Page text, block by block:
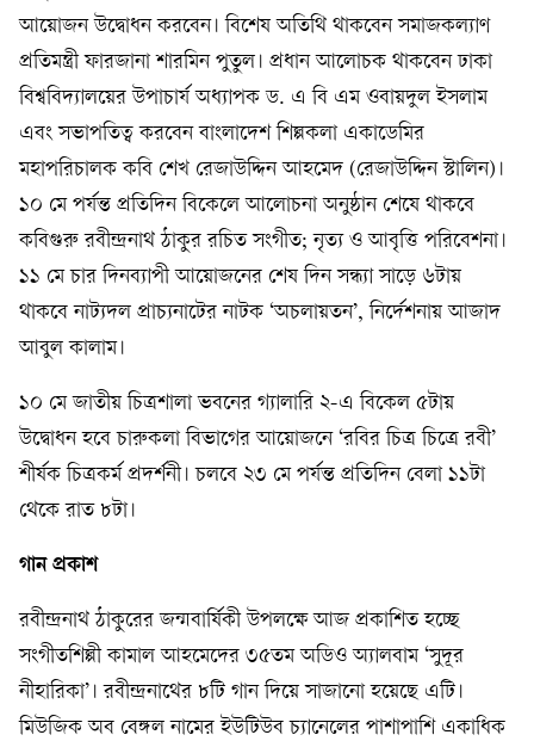
আয়োজন উদ্বোধন করবেন। বিশেষ অতিথি থাকবেন সমাজকল্যাণ
প্রতিমন্ত্রী ফারজানা শারমিন পুতুল। প্রধান আলোচক থাকবেন ঢাকা
বিশ্ববিদ্যালয়ের উপাচার্য অধ্যাপক ড. এ বি এম ওবায়দুল ইসলাম
এবং সভাপতিত্ব করবেন বাংলাদেশ শিল্পকলা একাডেমির
মহাপরিচালক কবি শেখ রেজাউদ্দিন আহমেদ (রেজাউদ্দিন স্টালিন)।
১০ মে পর্যন্ত প্রতিদিন বিকেলে আলোচনা অনুষ্ঠান শেষে থাকবে
কবিগুরু রবীন্দ্রনাথ ঠাকুর রচিত সংগীত; নৃত্য ও আবৃত্তি পরিবেশনা।
১১ মে চার দিনব্যাপী আয়োজনের শেষ দিন সন্ধ্যা সাড়ে ৬টায়
থাকবে নাট্যদল প্রাচ্যনাটের নাটক ‘অচলায়তন’, নির্দেশনায় আজাদ
আবুল কালাম।
১০ মে জাতীয় চিত্রশালা ভবনের গ্যালারি ২-এ বিকেল ৫টায়
উদ্বোধন হবে চারুকলা বিভাগের আয়োজনে ‘রবির চিত্র চিত্রে রবী’
শীর্ষক চিত্রকর্ম প্রদর্শনী। চলবে ২৩ মে পর্যন্ত প্রতিদিন বেলা ১১টা
থেকে রাত ৮টা।
গান প্রকাশ
রবীন্দ্রনাথ ঠাকুরের জন্মবার্ষিকী উপলক্ষে আজ প্রকাশিত হচ্ছে
সংগীতশিল্পী কামাল আহমেদের ৩৫তম অডিও অ্যালবাম ‘সুদূর
নীহারিকা’। রবীন্দ্রনাথের ৮টি গান দিয়ে সাজানো হয়েছে এটি।
মিউজিক অব বেঙ্গল নামের ইউটিউব চ্যানেলের পাশাপাশি একাধিক